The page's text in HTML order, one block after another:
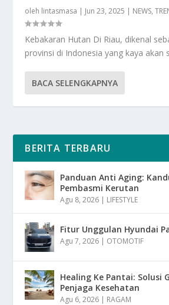
oleh lintasmasa | Jun 23, 2025 | NEWS,
Kebakaran Hutan Di Riau, dikenal
provinsi di Indonesia yang kaya akan
BACA SELENGKAPNYA
BERITA TERBARU
Panduan Anti Aging:
Pembasmi Kerutan
Agu 8, 2026 | LIFESTYLE
Fitur Unggulan Hyundai
Agu 7, 2026 | OTOMOTIF
Healing Ke Pantai: Solusi
Penjaga Kesehatan
Agu 6, 2026 | RAGAM